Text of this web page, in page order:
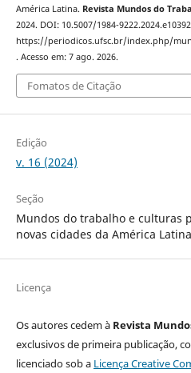
América Latina. Revista Mundos do
2024. DOI: 10.5007/1984-
https://periodicos.ufsc.br/index.php/
. Acesso em: 7 ago. 2026.
Fomatos de Citação
Edição
v. 16 (2024)
Seção
Mundos do trabalho e culturas
novas cidades da América Latina
Licença
Os autores cedem à Revista
exclusivos de primeira publicação,
licenciado sob a Licença Creative